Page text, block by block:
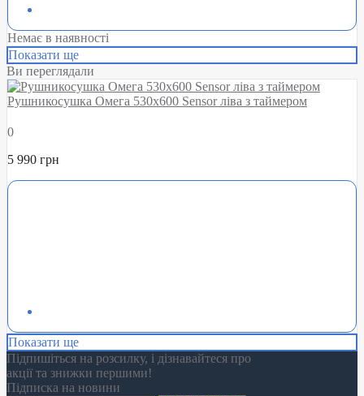
Немає в наявності
Показати ще
Ви переглядали
Рушникосушка Омега 530х600 Sensor ліва з таймером
0
5 990 грн
Показати ще
Підпишіться на розсилку, і дізнавайтеся про
акції та знижки першими!
Підписка на новини